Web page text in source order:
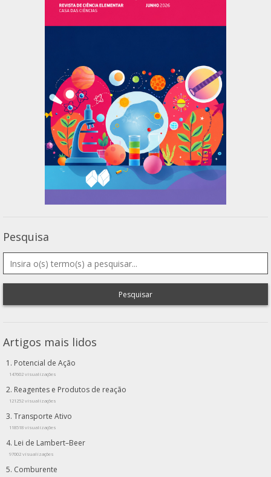
Pesquisa
Pesquisar
Artigos mais lidos
Potencial de Ação
147602 visualizações
Reagentes e Produtos de reação
121252 visualizações
Transporte Ativo
118518 visualizações
Lei de Lambert–Beer
97002 visualizações
Comburente